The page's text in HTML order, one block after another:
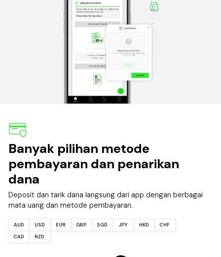
Banyak pilihan metode
pembayaran dan penarikan
dana
Deposit dan tarik dana langsung dari app dengan berbagai
mata uang dan metode pembayaran.
AUD USD EUR GBP SGD JPY HKD
CHF
CAD
NZD